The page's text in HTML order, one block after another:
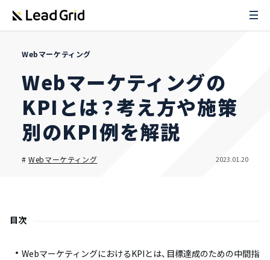
Webマーケティング
Webマーケティングの
KPIとは？考え方や施策
別のKPI例を解説
#Webマーケティング 2023.01.20
目次
WebマーケティングにおけるKPIとは、目標達成のための中間指